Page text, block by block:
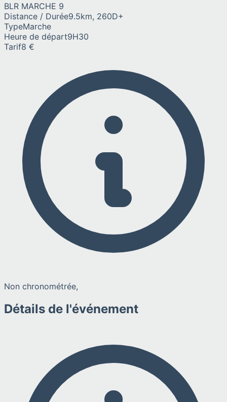
BLR MARCHE 9
Distance / Durée9.5km, 260D+
TypeMarche
Heure de départ9H30
Tarif8 €
Non chronométrée,
Détails de l'événement